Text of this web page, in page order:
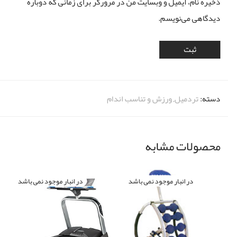
دیدگاهی می‌نویسم.
دسته:تردمیل,ورزش و تناسب اندام
محصولات مشابه